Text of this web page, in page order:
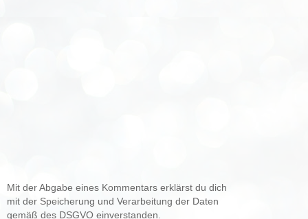
Mit der Abgabe eines Kommentars erklärst du dich
mit der Speicherung und Verarbeitung der Daten
gemäß des DSGVO einverstanden.